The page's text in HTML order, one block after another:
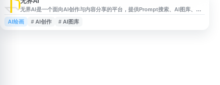
无界AI是一个面向AI创作与内容分享的平台，提供Prompt搜索、AI图库、AI
创作、AI广场等功能，覆盖以文生图、图像创作、灵感检索与作品展示等场
景。用户可在平台中查找提示词和创作素材，进行AI辅助创作，并浏览、交流
AI绘画 # AI创作 # AI图库